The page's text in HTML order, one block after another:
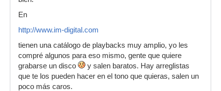
En
http://www.im-digital.com
tienen una catálogo de playbacks muy amplio, yo les
compré algunos para eso mismo, gente que quiere
grabarse un disco
y salen baratos. Hay arreglistas
que te los pueden hacer en el tono que quieras, salen un
poco más caros.